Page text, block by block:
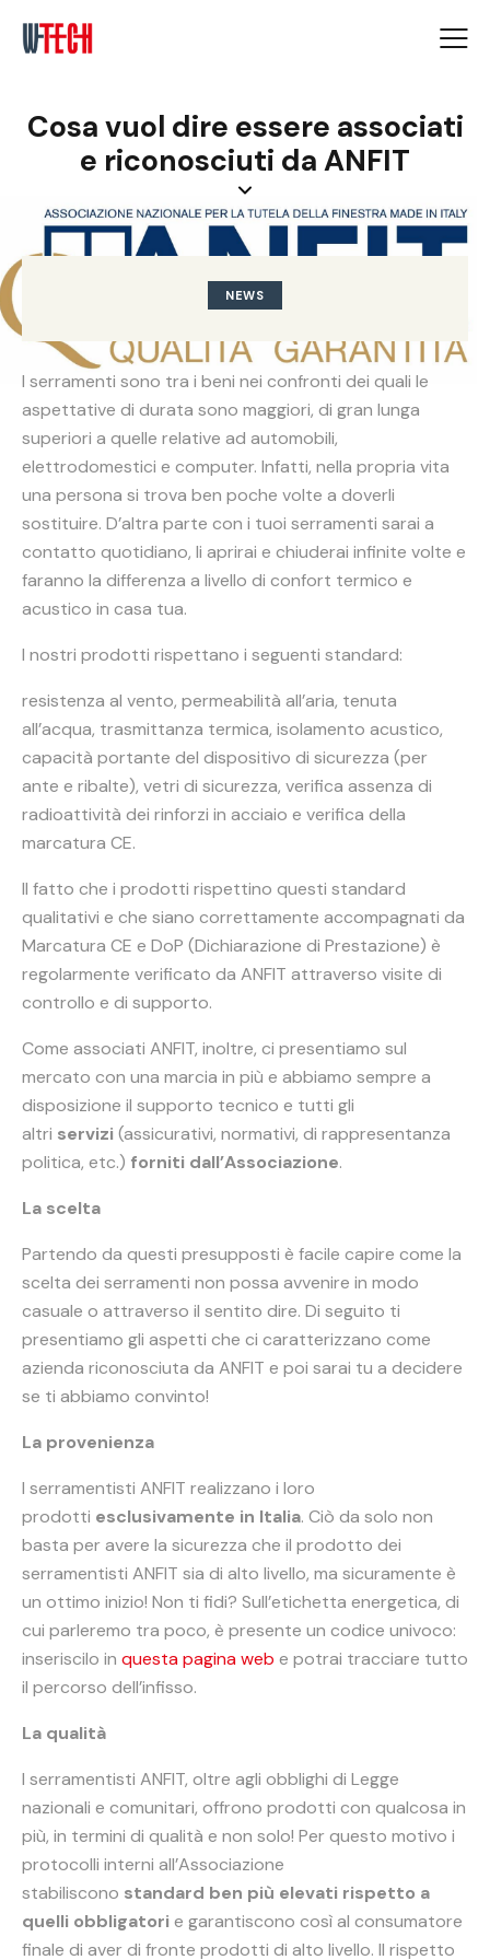
Cosa vuol dire essere associati
e riconosciuti da ANFIT
NEWS
I serramenti sono tra i beni nei confronti dei quali le
aspettative di durata sono maggiori, di gran lunga
superiori a quelle relative ad automobili,
elettrodomestici e computer. Infatti, nella propria vita
una persona si trova ben poche volte a doverli
sostituire. D’altra parte con i tuoi serramenti sarai a
contatto quotidiano, li aprirai e chiuderai infinite volte e
faranno la differenza a livello di confort termico e
acustico in casa tua.
I nostri prodotti rispettano i seguenti standard:
resistenza al vento, permeabilità all’aria, tenuta
all’acqua, trasmittanza termica, isolamento acustico,
capacità portante del dispositivo di sicurezza (per
ante e ribalte), vetri di sicurezza, verifica assenza di
radioattività dei rinforzi in acciaio e verifica della
marcatura CE.
Il fatto che i prodotti rispettino questi standard
qualitativi e che siano correttamente accompagnati da
Marcatura CE e DoP (Dichiarazione di Prestazione) è
regolarmente verificato da ANFIT attraverso visite di
controllo e di supporto.
Come associati ANFIT, inoltre, ci presentiamo sul
mercato con una marcia in più e abbiamo sempre a
disposizione il supporto tecnico e tutti gli
altri servizi (assicurativi, normativi, di rappresentanza
politica, etc.) forniti dall’Associazione.
La scelta
Partendo da questi presupposti è facile capire come la
scelta dei serramenti non possa avvenire in modo
casuale o attraverso il sentito dire. Di seguito ti
presentiamo gli aspetti che ci caratterizzano come
azienda riconosciuta da ANFIT e poi sarai tu a decidere
se ti abbiamo convinto!
La provenienza
I serramentisti ANFIT realizzano i loro
prodotti esclusivamente in Italia. Ciò da solo non
basta per avere la sicurezza che il prodotto dei
serramentisti ANFIT sia di alto livello, ma sicuramente è
un ottimo inizio! Non ti fidi? Sull’etichetta energetica, di
cui parleremo tra poco, è presente un codice univoco:
inseriscilo in questa pagina web e potrai tracciare tutto
il percorso dell’infisso.
La qualità
I serramentisti ANFIT, oltre agli obblighi di Legge
nazionali e comunitari, offrono prodotti con qualcosa in
più, in termini di qualità e non solo! Per questo motivo i
protocolli interni all’Associazione
stabiliscono standard ben più elevati rispetto a
quelli obbligatori e garantiscono così al consumatore
finale di aver di fronte prodotti di alto livello. Il rispetto